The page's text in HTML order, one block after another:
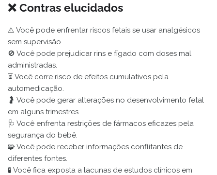
❌ Contras elucidados
⚠️ Você pode enfrentar riscos fetais se usar analgésicos
sem supervisão.
🚫 Você pode prejudicar rins e fígado com doses mal
administradas.
⏳ Você corre risco de efeitos cumulativos pela
automedicação.
🤰 Você pode gerar alterações no desenvolvimento fetal
em alguns trimestres.
🩺 Você enfrenta restrições de fármacos eficazes pela
segurança do bebê.
🧩 Você pode receber informações conflitantes de
diferentes fontes.
🧪 Você fica exposta a lacunas de estudos clínicos em